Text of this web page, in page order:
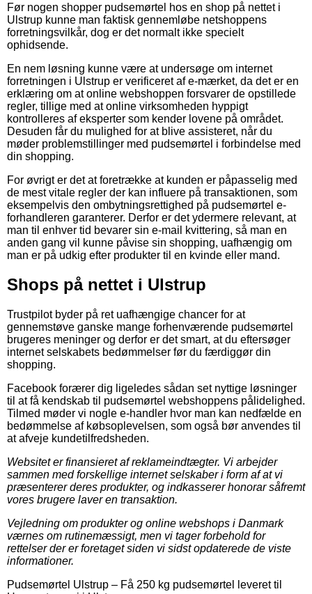
Før nogen shopper pudsemørtel hos en shop på nettet i
Ulstrup kunne man faktisk gennemløbe netshoppens
forretningsvilkår, dog er det normalt ikke specielt
ophidsende.
En nem løsning kunne være at undersøge om internet
forretningen i Ulstrup er verificeret af e-mærket, da det er en
erklæring om at online webshoppen forsvarer de opstillede
regler, tillige med at online virksomheden hyppigt
kontrolleres af eksperter som kender lovene på området.
Desuden får du mulighed for at blive assisteret, når du
møder problemstillinger med pudsemørtel i forbindelse med
din shopping.
For øvrigt er det at foretrække at kunden er påpasselig med
de mest vitale regler der kan influere på transaktionen, som
eksempelvis den ombytningsrettighed på pudsemørtel e-
forhandleren garanterer. Derfor er det ydermere relevant, at
man til enhver tid bevarer sin e-mail kvittering, så man en
anden gang vil kunne påvise sin shopping, uafhængig om
man er på udkig efter produkter til en kvinde eller mand.
Shops på nettet i Ulstrup
Trustpilot byder på ret uafhængige chancer for at
gennemstøve ganske mange forhenværende pudsemørtel
brugeres meninger og derfor er det smart, at du eftersøger
internet selskabets bedømmelser før du færdiggør din
shopping.
Facebook forærer dig ligeledes sådan set nyttige løsninger
til at få kendskab til pudsemørtel webshoppens pålidelighed.
Tilmed møder vi nogle e-handler hvor man kan nedfælde en
bedømmelse af købsoplevelsen, som også bør anvendes til
at afveje kundetilfredsheden.
Websitet er finansieret af reklameindtægter. Vi arbejder
sammen med forskellige internet selskaber i form af at vi
præsenterer deres produkter, og indkasserer honorar såfremt
vores brugere laver en transaktion.
Vejledning om produkter og online webshops i Danmark
værnes om rutinemæssigt, men vi tager forbehold for
rettelser der er foretaget siden vi sidst opdaterede de viste
informationer.
Pudsemørtel Ulstrup – Få 250 kg pudsemørtel leveret til